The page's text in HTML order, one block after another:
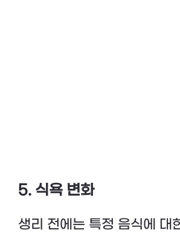
5. 식욕 변화
생리 전에는 특정 음식에 대